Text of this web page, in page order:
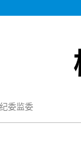
委监委